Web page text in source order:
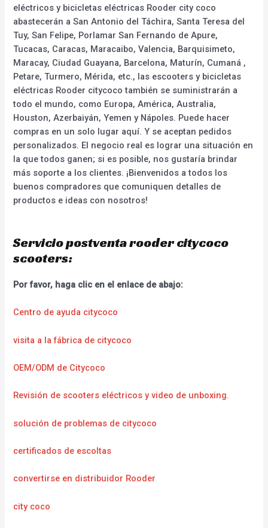
eléctricos y bicicletas eléctricas Rooder city coco
abastecerán a San Antonio del Táchira, Santa Teresa del
Tuy, San Felipe, Porlamar San Fernando de Apure,
Tucacas, Caracas, Maracaibo, Valencia, Barquisimeto,
Maracay, Ciudad Guayana, Barcelona, Maturín, Cumaná ,
Petare, Turmero, Mérida, etc., las escooters y bicicletas
eléctricas Rooder citycoco también se suministrarán a
todo el mundo, como Europa, América, Australia,
Houston, Azerbaiyán, Yemen y Nápoles. Puede hacer
compras en un solo lugar aquí. Y se aceptan pedidos
personalizados. El negocio real es lograr una situación en
la que todos ganen; si es posible, nos gustaría brindar
más soporte a los clientes. ¡Bienvenidos a todos los
buenos compradores que comuniquen detalles de
productos e ideas con nosotros!
Servicio postventa rooder citycoco
scooters:
Por favor, haga clic en el enlace de abajo:
Centro de ayuda citycoco
visita a la fábrica de citycoco
OEM/ODM de Citycoco
Revisión de scooters eléctricos y video de unboxing.
solución de problemas de citycoco
certificados de escoltas
convertirse en distribuidor Rooder
city coco